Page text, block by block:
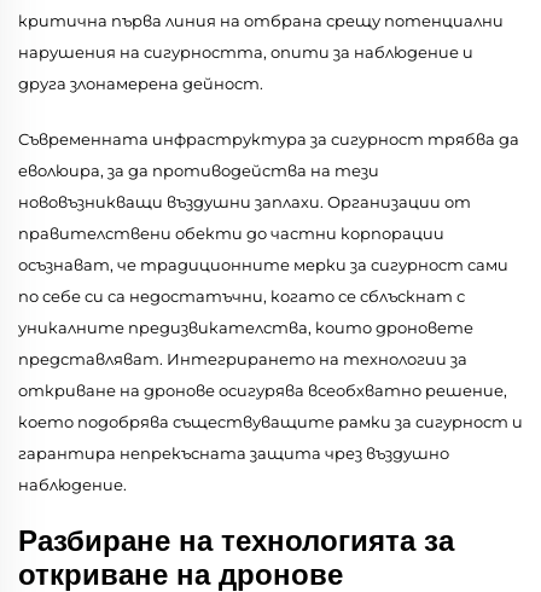
критична първа линия на отбрана срещу потенциални
нарушения на сигурността, опити за наблюдение и
друга злонамерена дейност.
Съвременната инфраструктура за сигурност трябва да
еволюира, за да противодейства на тези
нововъзникващи въздушни заплахи. Организации от
правителствени обекти до частни корпорации
осъзнават, че традиционните мерки за сигурност сами
по себе си са недостатъчни, когато се сблъскнат с
уникалните предизвикателства, които дроновете
представляват. Интегрирането на технологии за
откриване на дронове осигурява всеобхватно решение,
което подобрява съществуващите рамки за сигурност и
гарантира непрекъсната защита чрез въздушно
наблюдение.
Разбиране на технологията за
откриване на дронове